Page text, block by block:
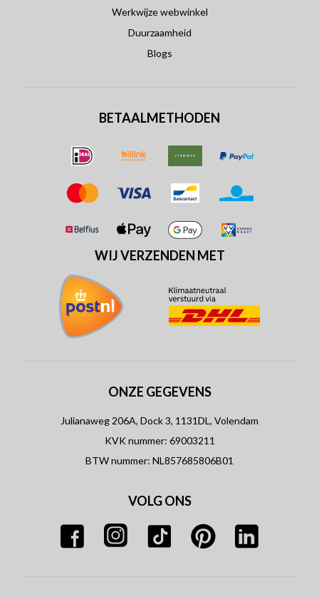
Werkwijze webwinkel
Duurzaamheid
Blogs
BETAALMETHODEN
WIJ VERZENDEN MET
ONZE GEGEVENS
Julianaweg 206A, Dock 3, 1131DL, Volendam
KVK nummer: 69003211
BTW nummer: NL857685806B01
VOLG ONS